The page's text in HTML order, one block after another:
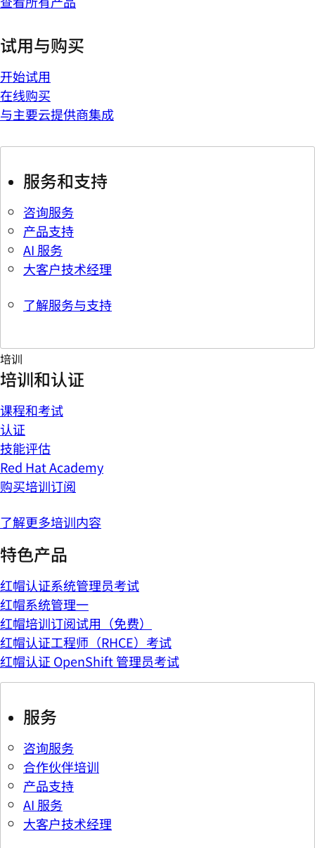
试用与购买
开始试用
在线购买
与主要云提供商集成
服务和支持
咨询服务
产品支持
AI 服务
大客户技术经理
了解服务与支持
培训
培训和认证
课程和考试
认证
技能评估
Red Hat Academy
购买培训订阅
了解更多培训内容
特色产品
红帽认证系统管理员考试
红帽系统管理一
红帽培训订阅试用（免费）
红帽认证工程师（RHCE）考试
红帽认证 OpenShift 管理员考试
服务
咨询服务
合作伙伴培训
产品支持
AI 服务
大客户技术经理